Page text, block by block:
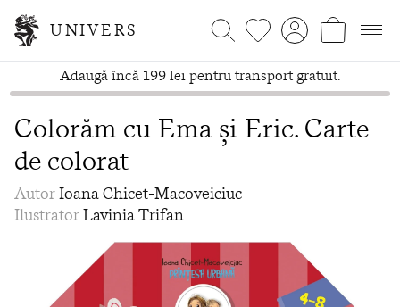
UNIVERS
Adaugă încă 199 lei pentru transport gratuit.
Colorăm cu Ema și Eric. Carte
de colorat
AutorIoana Chicet-Macoveiciuc
IlustratorLavinia Trifan